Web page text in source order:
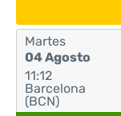
Martes
04 Agosto
11:12
Barcelona
(BCN)